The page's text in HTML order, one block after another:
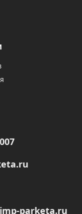
parketa.ru